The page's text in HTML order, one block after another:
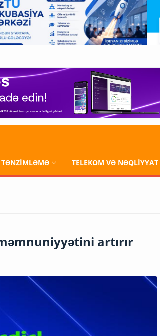
TƏNZİMLƏMƏ TELEKOM VƏ NƏQLİYYAT
artırır